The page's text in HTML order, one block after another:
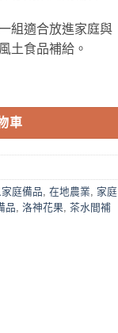
組適合放進家庭與
土食品補給。
日常輪替備品組 數量
車
家庭備品, 在地農業, 家庭
品, 洛神花果, 茶水間補